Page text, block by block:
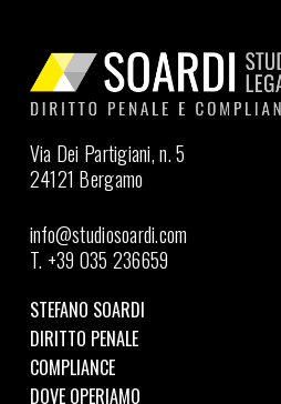
Via Dei Partigiani, n. 5
24121 Bergamo
info@studiosoardi.com
T. +39 035 236659
STEFANO SOARDI
DIRITTO PENALE
COMPLIANCE
DOVE OPERIAMO